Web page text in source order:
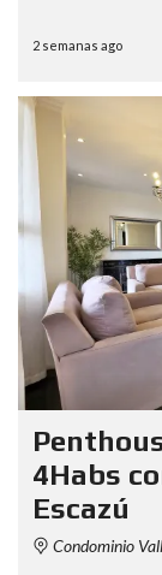
2 semanas ago
4Habs
Escazú
Condominio